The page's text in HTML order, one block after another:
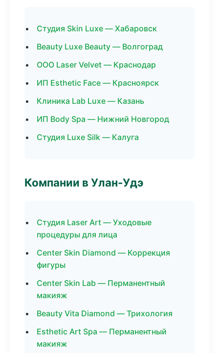
Студия Skin Luxe — Хабаровск
Beauty Luxe Beauty — Волгоград
ООО Laser Velvet — Краснодар
ИП Esthetic Face — Красноярск
Клиника Lab Luxe — Казань
ИП Body Spa — Нижний Новгород
Студия Luxe Silk — Калуга
Компании в Улан-Удэ
Студия Laser Art — Уходовые
процедуры для лица
Center Skin Diamond — Коррекция
фигуры
Center Skin Lab — Перманентный
макияж
Beauty Vita Diamond — Трихология
Esthetic Art Spa — Перманентный
макияж